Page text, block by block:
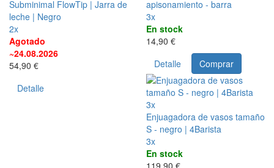
Subminimal FlowTip | Jarra de
leche | Negro
2x
Agotado
~24.08.2026
54,90 €
Detalle
apisonamiento - barra
3x
En stock
14,90 €
Detalle
Comprar
3x
Enjuagadora de vasos tamaño
S - negro | 4Barista
3x
En stock
119,90 €